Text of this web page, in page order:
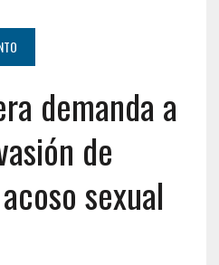
demanda a
de
sexual